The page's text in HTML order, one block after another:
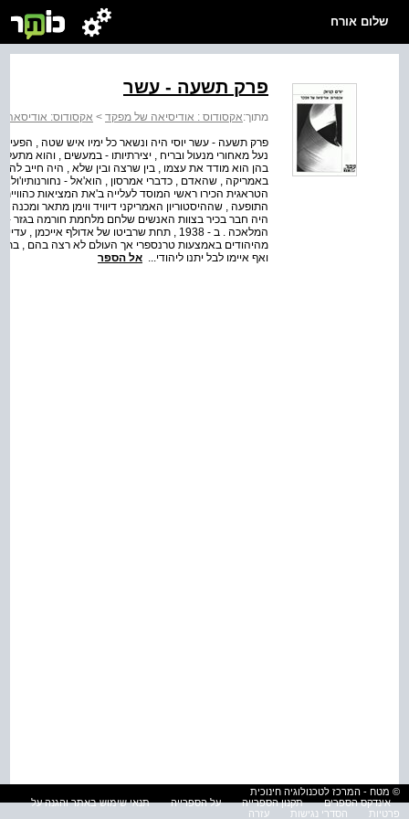
שלום אורח
פרק תשעה - עשר
מתוך:אקסודוס : אודיסיאה של מפקד > אקסודוס:
פרק תשעה - עשר יוסי היה ונשאר כל ימיו איש שטה ,
נעל מאחורי מנעול ובריח , יצירתיותו - במעשים , והוא
בהן הוא מודד את עצמו , בין שרצה ובין שלא , היה חייב
באמריקה , שהאדם , כדברי אמרסון , הוא'אל -
התופעה , שההיסטוריון האמריקני דיוויד ווימן מתאר
היה חבר בכיר בצוות האנשים שלחם מלחמת חורמה בגזר -
המלאכה . ב - 1938 , תחת שרביטו של אדולף
מהיהודים באמצעות טרנספרי אך העולם לא רצה בהם ,
ואף איימו לבל יתנו ליהודי... אל הספר
© מטח - המרכז לטכנולוגיה חינוכית
אינדקס הספרים
תקנון הספרייה על הספרייה
תנאי שימוש באתר והגנה על
פרטיות
הסדרי נגישות עזרה